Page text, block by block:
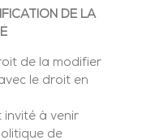
DE LA
de la modifier
le droit en
invité à venir
de